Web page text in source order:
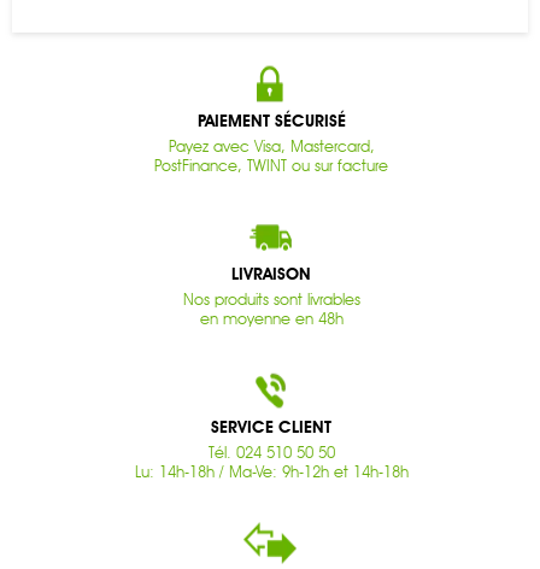
PAIEMENT SÉCURISÉ
Payez avec Visa, Mastercard,
PostFinance, TWINT ou sur facture
LIVRAISON
Nos produits sont livrables
en moyenne en 48h
SERVICE CLIENT
Tél. 024 510 50 50
Lu: 14h-18h / Ma-Ve: 9h-12h et 14h-18h